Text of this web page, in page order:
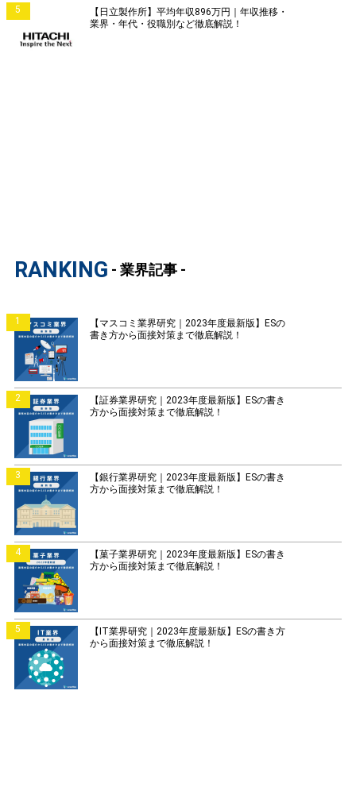
5
【日立製作所】平均年収896万円｜年収推移・
業界・年代・役職別など徹底解説！
RANKING - 業界記事 -
1
【マスコミ業界研究｜2023年度最新版】ESの
書き方から面接対策まで徹底解説！
2
【証券業界研究｜2023年度最新版】ESの書き
方から面接対策まで徹底解説！
3
【銀行業界研究｜2023年度最新版】ESの書き
方から面接対策まで徹底解説！
4
【菓子業界研究｜2023年度最新版】ESの書き
方から面接対策まで徹底解説！
5
【IT業界研究｜2023年度最新版】ESの書き方
から面接対策まで徹底解説！